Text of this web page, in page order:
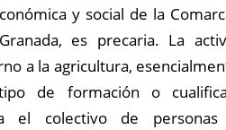
y social de la
es precaria. La
a la agricultura,
de formación o
el colectivo de personas